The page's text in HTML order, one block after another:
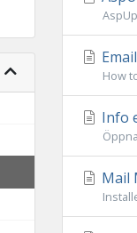
How
Info
Mail